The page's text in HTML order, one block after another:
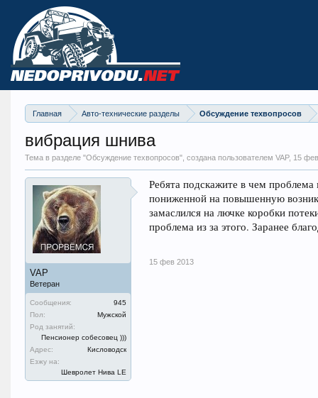
Главная Авто-технические разделы Обсуждение техвопросов
вибрация шнива
Тема в разделе "Обсуждение техвопросов", создана пользователем VAP, 15
VAP
Ветеран
Сообщения:
945
Пол:
Мужской
Род занятий:
Пенсионер собесовец )))
Адрес:
Кисловодск
Езжу на:
Шевролет Нива LE
Ребята подскажите в чем
пониженной на повышенную
замаслился на лючке коробки
проблема из за этого. Заранее
15 фев 2013